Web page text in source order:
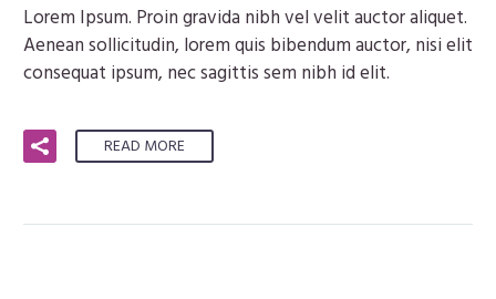
Lorem Ipsum. Proin gravida nibh vel velit auctor aliquet.
Aenean sollicitudin, lorem quis bibendum auctor, nisi elit
consequat ipsum, nec sagittis sem nibh id elit.
READ MORE